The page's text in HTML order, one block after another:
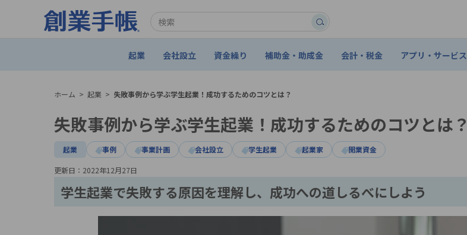
起業 会社設立 資金繰り 補助金・助成金 会計・税金 アプリ・サービス
ホーム > 起業 > 失敗事例から学ぶ学生起業！成功するためのコツとは？
失敗事例から学ぶ学生起業！成功するためのコツとは？
起業 事例 事業計画 会社設立 学生起業 起業家 開業資金
更新日： 2022年12月27日
学生起業で失敗する原因を理解し、成功への道しるべにしよう